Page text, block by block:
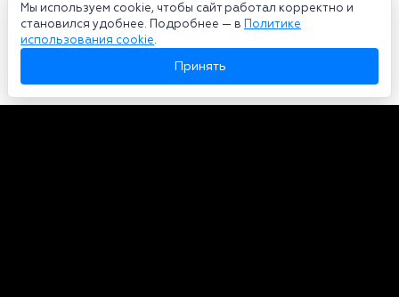
Мы используем cookie, чтобы сайт работал корректно и
становился удобнее. Подробнее — в Политике
использования cookie.
Принять